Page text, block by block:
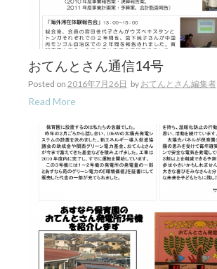
おてんとさん通信14号
Posted on 2016年7月26日 by おてんとさん編集者
Read More